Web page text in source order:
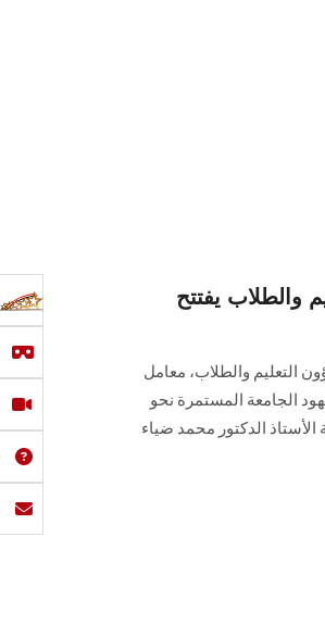
يفتتح
التعليم والطلاب، معامل
الجامعة المستمرة نحو
الدكتور محمد ضياء